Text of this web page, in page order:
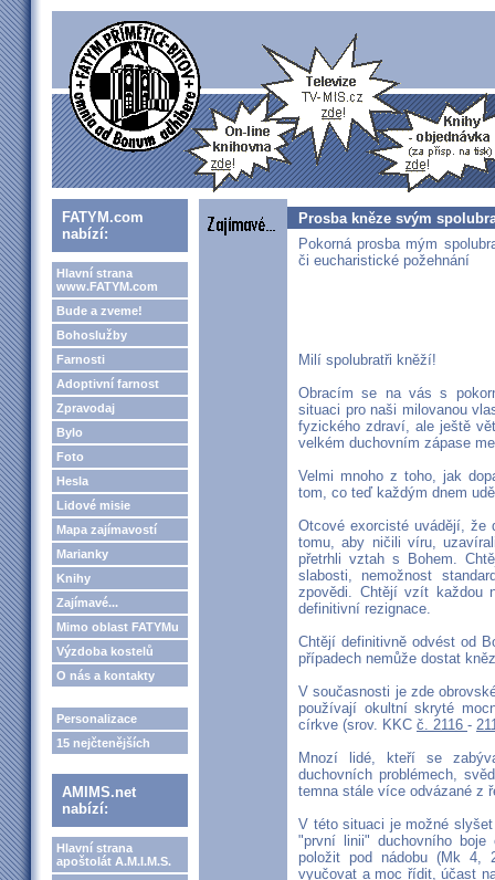
FATYM.com
nabízí:
Hlavní strana
www.FATYM.com
Bude a zveme!
Bohoslužby
Farnosti
Adoptivní farnost
Zpravodaj
Bylo
Foto
Hesla
Lidové misie
Mapa zajímavostí
Marianky
Knihy
Zajímavé...
Mimo oblast FATYMu
Výzdoba kostelů
O nás a kontakty
Personalizace
15 nejčtenějších
AMIMS.net
nabízí:
Hlavní strana
apoštolát A.M.I.M.S.
Prosba kněze svým
Pokorná prosba mým
či eucharistické požehnání
Milí spolubratři kněží!
Obracím se na vás s
situaci pro naši milovanou
fyzického zdraví, ale ještě
velkém duchovním zápase
Velmi mnoho z toho, jak
tom, co teď každým dnem
Otcové exorcisté uvádějí,
tomu, aby ničili víru,
přetrhli vztah s Bohem.
slabosti, nemožnost
zpovědi. Chtějí vzít každou
definitivní rezignace.
Chtějí definitivně odvést od
případech nemůže dostat
V současnosti je zde
používají okultní skryté
církve (srov. KKC č. 2116 -
Mnozí lidé, kteří se
duchovních problémech,
temna stále více odvázané z
V této situaci je možné
"první linii" duchovního
položit pod nádobu (Mk 4,
vyučovat a moc řídit, účast